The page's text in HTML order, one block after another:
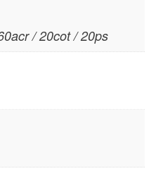
/ 20cot / 20ps